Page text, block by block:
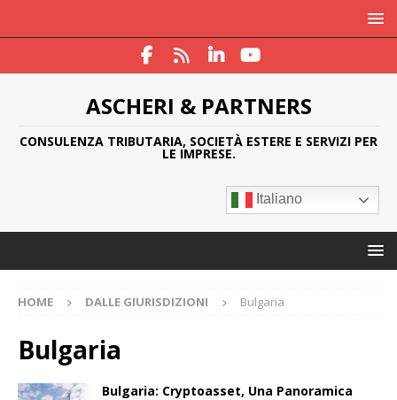
ASCHERI & PARTNERS
CONSULENZA TRIBUTARIA, SOCIETÀ ESTERE E SERVIZI PER
LE IMPRESE.
Italiano
HOME DALLE GIURISDIZIONI Bulgaria
Bulgaria
Bulgaria: Cryptoasset, Una Panoramica